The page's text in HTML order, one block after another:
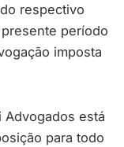
respectivo
período
imposta
está
para todo